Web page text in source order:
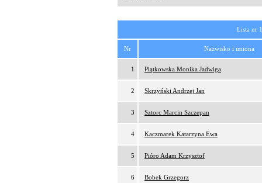
Lista nr
Nr Nazwisko i imiona
1 Piątkowska Monika Jadwiga
2 Skrzyński Andrzej Jan
3 Sztorc Marcin Szczepan
4 Kaczmarek Katarzyna Ewa
5 Pióro Adam Krzysztof
6 Bobek Grzegorz